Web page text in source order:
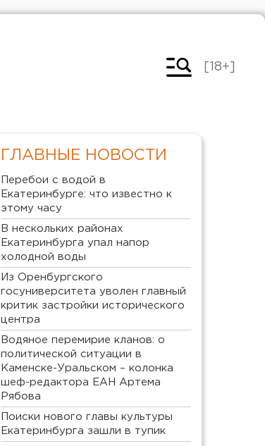
[18+]
ГЛАВНЫЕ НОВОСТИ
Перебои с водой в
Екатеринбурге: что известно к
этому часу
В нескольких районах
Екатеринбурга упал напор
холодной воды
Из Оренбургского
госуниверситета уволен главный
критик застройки исторического
центра
Водяное перемирие кланов: о
политической ситуации в
Каменске-Уральском – колонка
шеф-редактора ЕАН Артема
Рябова
Поиски нового главы культуры
Екатеринбурга зашли в тупик